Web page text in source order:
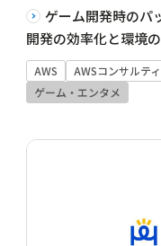
ゲーム開発時のパ
開発の効率化と環境
AWS AWSコンサルテ
ゲーム・エンタメ